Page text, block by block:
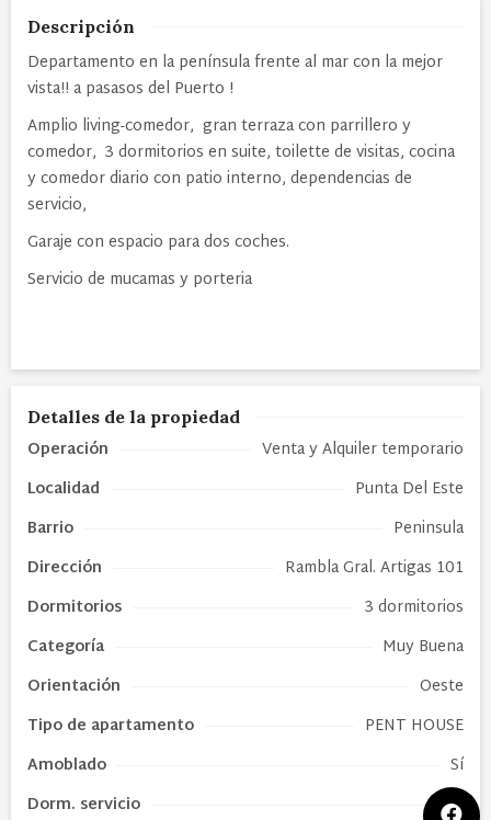
Descripción
Departamento en la península frente al mar con la mejor
vista!! a pasasos del Puerto !
Amplio living-comedor, gran terraza con parrillero y
comedor, 3 dormitorios en suite, toilette de visitas, cocina
y comedor diario con patio interno, dependencias de
servicio,
Garaje con espacio para dos coches.
Servicio de mucamas y porteria
Detalles de la propiedad
Operación
Venta y Alquiler temporario
Localidad
Punta Del Este
Barrio
Peninsula
Dirección
Rambla Gral. Artigas 101
Dormitorios
3 dormitorios
Categoría
Muy Buena
Orientación
Oeste
Tipo de apartamento
PENT HOUSE
Amoblado
Sí
Dorm. servicio
Sí